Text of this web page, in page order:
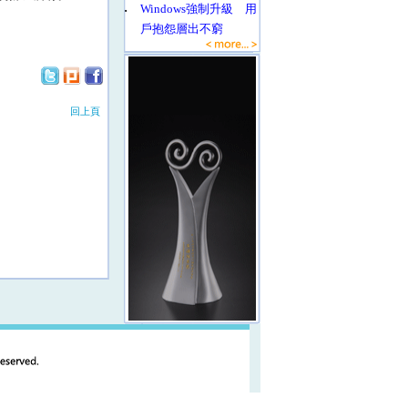
回上頁
‧
Windows強制升級 用
戶抱怨層出不窮